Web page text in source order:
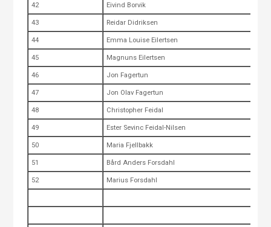
42 Eivind Borvik
43 Reidar Didriksen
44 Emma Louise Eilertsen
45 Magnuns Eilertsen
46 Jon Fagertun
47 Jon Olav Fagertun
48 Christopher Feidal
49 Ester Sevinc Feidal-Nilsen
50 Maria Fjellbakk
51 Bård Anders Forsdahl
52 Marius Forsdahl